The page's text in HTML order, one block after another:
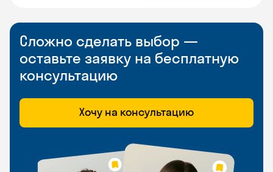
Сложно сделать выбор —
оставьте заявку на бесплатную
консультацию
Хочу на консультацию